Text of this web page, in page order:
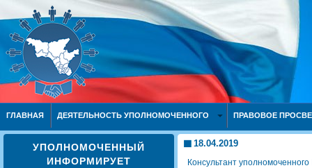
ГЛАВНАЯ ДЕЯТЕЛЬНОСТЬ УПОЛНОМОЧЕННОГО ПРАВОВОЕ
УПОЛНОМОЧЕННЫЙ
ИНФОРМИРУЕТ
18.04.2019
Консультант